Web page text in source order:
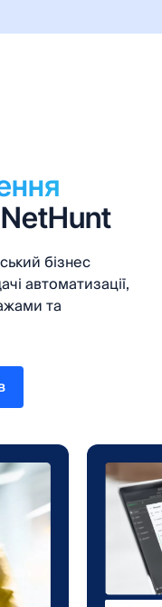
NetHunt
бізнес
автоматизації,
та